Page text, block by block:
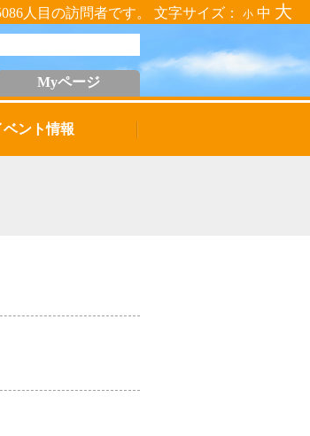
人目の訪問者です。 文字サイズ： 小 中 大
Myページ
ベント情報